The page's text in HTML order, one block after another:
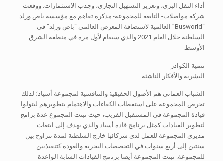
أداء النقل البري، وتعزيز التسهيل التجاري، وجذب الاستثمارات. ووقعت
شركة مواصلات- التابعة للمجموعة- مذكرة تفاهم مع مؤسسة باص ورلد
“Busworld” العالمية لاستضافة المعرض العالمي “باص ورلد” في
السلطنة خلال العام 2021 والذي سيقام لأول مرة في منطقة الشرق
الأوسط.
تنمية الكوادر
البشرية والأفكار الناشئة
الشباب العماني هم الأصول الحقيقية والتنافسية لمجموعة أسياد؛ لذلك
تحرص المجموعة على استقطاب الكفاءات والاهتمام بتطويرهم ليتولوا
قيادة المجموعة في المستقبل القريب، حيث تبنت المجموع عدة برامج
لتطوير القيادات كمثل برنامج قادة أسياد والذي يهدف إلى ابتعاث
مديري المجموعة للعمل لدى شركائها خارج السلطنة لمدة تتراوح بين
سنتين إلى أربع سنوات في التخصصات البحرية والعودة كتنفيذيين
للمجموعة. تبنت المجموعة أيضا برنامج القيادات الشابة الواعدة